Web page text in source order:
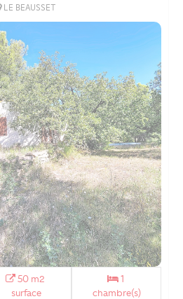
LE BEAUSSET
50 m2
surface
1
chambre(s)